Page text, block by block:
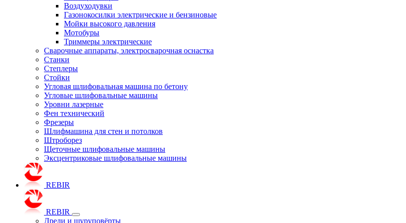
Воздуходувки
Газонокосилки электрические и бензиновые
Мойки высокого давления
Мотобуры
Триммеры электрические
Сварочные аппараты, электросварочная оснастка
Станки
Степлеры
Стойки
Угловая шлифовальная машина по бетону
Угловые шлифовальные машины
Уровни лазерные
Фен технический
Фрезеры
Шлифмашина для стен и потолков
Штроборез
Щеточные шлифовальные машины
Эксцентриковые шлифовальные машины
REBIR
REBIR
Дрели и шуруповёрты